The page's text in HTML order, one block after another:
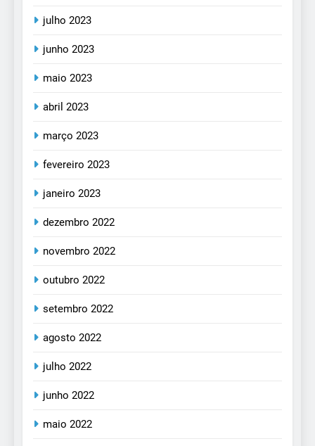
julho 2023
junho 2023
maio 2023
abril 2023
março 2023
fevereiro 2023
janeiro 2023
dezembro 2022
novembro 2022
outubro 2022
setembro 2022
agosto 2022
julho 2022
junho 2022
maio 2022